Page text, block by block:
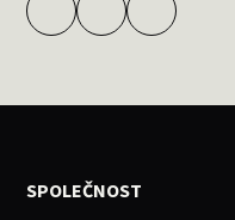
SPOLEČNOST